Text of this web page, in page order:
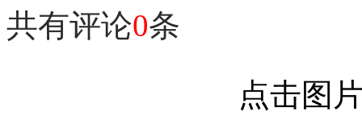
共有评论0条
点击图